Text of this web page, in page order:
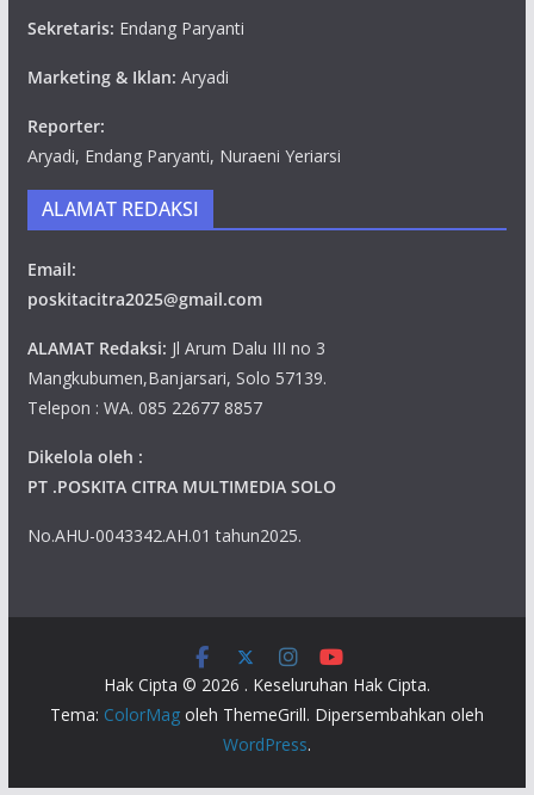
Sekretaris: Endang Paryanti
Marketing & Iklan: Aryadi
Reporter:
Aryadi, Endang Paryanti, Nuraeni Yeriarsi
ALAMAT REDAKSI
Email:
poskitacitra2025@gmail.com
ALAMAT Redaksi: Jl Arum Dalu III no 3
Mangkubumen,Banjarsari, Solo 57139.
Telepon : WA. 085 22677 8857
Dikelola oleh :
PT .POSKITA CITRA MULTIMEDIA SOLO
No.AHU-0043342.AH.01 tahun2025.
Hak Cipta © 2026 . Keseluruhan Hak Cipta.
Tema: ColorMagoleh ThemeGrill. Dipersembahkan oleh
WordPress.